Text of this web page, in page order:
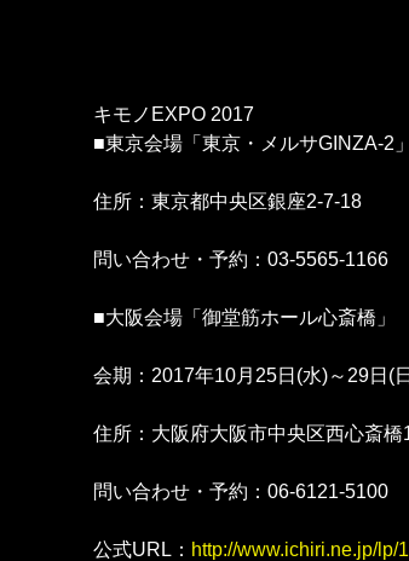
キモノEXPO 2017
■東京会場「東京・メルサGINZA-2
住所：東京都中央区銀座2-7-18
問い合わせ・予約：03-5565-1166
■大阪会場「御堂筋ホール心斎橋」
会期：2017年10月25日(水)～29日(
住所：大阪府大阪市中央区西心斎
問い合わせ・予約：06-6121-5100
公式URL： http://www.ichiri.ne.jp/lp/